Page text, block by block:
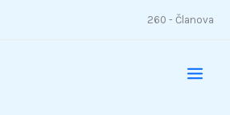
260 - Članova